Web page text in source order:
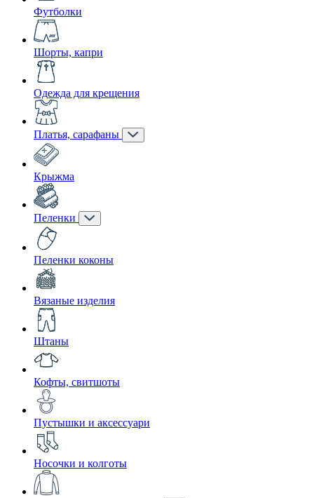
Футболки
Шорты, капри
Одежда для крещения
Платья, сарафаны
Крыжма
Пеленки
Пеленки коконы
Вязаные изделия
Штаны
Кофты, свитшоты
Пустышки и аксессуари
Носочки и колготы